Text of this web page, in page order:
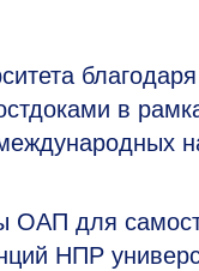
в
ОАП для
НПР